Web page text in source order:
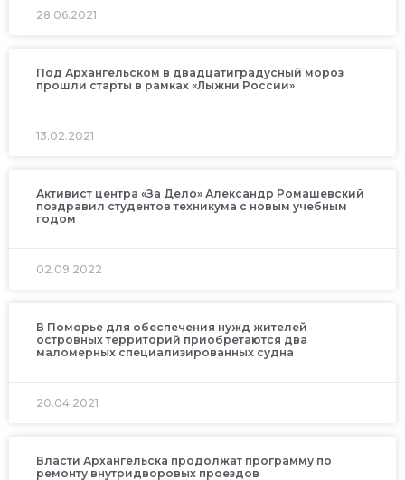
28.06.2021
Под Архангельском в двадцатиградусный мороз
прошли старты в рамках «Лыжни России»
13.02.2021
Активист центра «За Дело» Александр Ромашевский
поздравил студентов техникума с новым учебным
годом
02.09.2022
В Поморье для обеспечения нужд жителей
островных территорий приобретаются два
маломерных специализированных судна
20.04.2021
Власти Архангельска продолжат программу по
ремонту внутридворовых проездов